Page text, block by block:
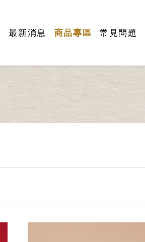
最新消息 商品專區 常見問題